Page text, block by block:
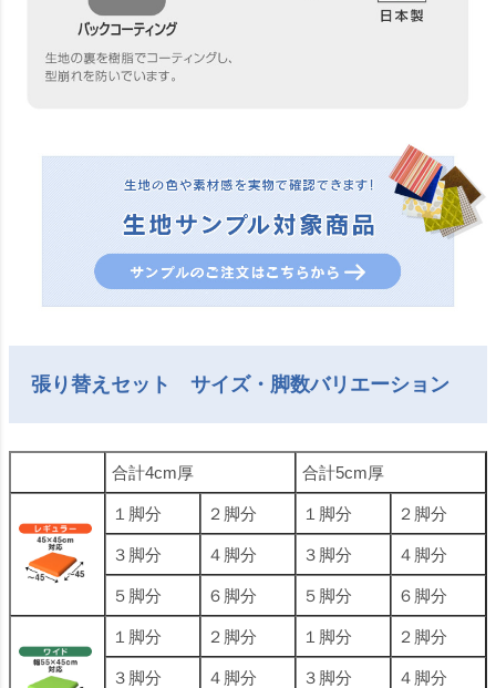
張り替えセット サイズ・脚数バリエーション
合計4cm厚 合計5cm厚
１脚分 ２脚分 １脚分 ２脚分
３脚分 ４脚分 ３脚分 ４脚分
５脚分 ６脚分 ５脚分 ６脚分
１脚分 ２脚分 １脚分 ２脚分
３脚分 ４脚分 ３脚分 ４脚分